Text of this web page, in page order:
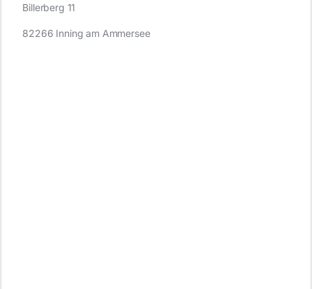
Billerberg 11
82266 Inning am Ammersee